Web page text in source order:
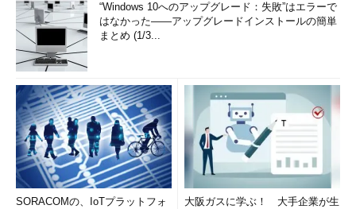
“Windows 10へのアップグレード：失敗”はエラーで
はなかった――アップグレードインストールの簡単
まとめ (1/3...
SORACOMの、IoTプラットフォ
大阪ガスに学ぶ！ 大手企業が生